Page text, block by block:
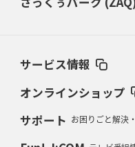
2026年2月19日(木)更新
37年女子W杯招致への課題と期
2026年2月12日(木)更新
サービス情報
オンラインショップ
サポート お困りごと解決